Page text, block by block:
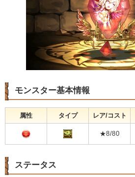
モンスター基本情報
属性 タイプ レア/コスト
★8/80
ステータス